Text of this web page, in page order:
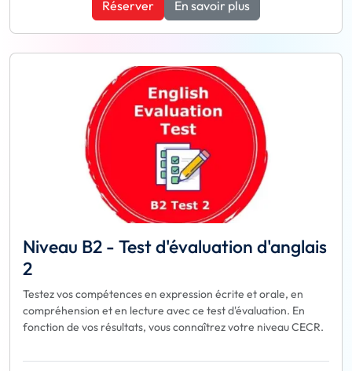
Réserver En savoir plus
Niveau B2 - Test d'évaluation d'anglais
2
Testez vos compétences en expression écrite et orale, en
compréhension et en lecture avec ce test d'évaluation. En
fonction de vos résultats, vous connaîtrez votre niveau CECR.